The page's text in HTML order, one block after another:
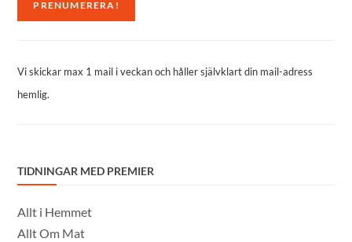
Vi skickar max 1 mail i veckan och håller självklart din mail-adress
hemlig.
TIDNINGAR MED PREMIER
Allt i Hemmet
Allt Om Mat